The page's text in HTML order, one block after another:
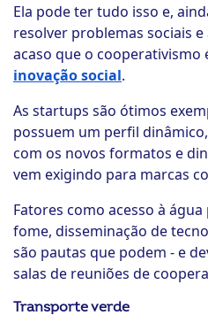
Ela pode ter tudo isso e,
resolver problemas sociais
acaso que o cooperativismo
inovação social.
As startups são ótimos
possuem um perfil
com os novos formatos e
vem exigindo para marcas
Fatores como acesso à
fome, disseminação de
são pautas que podem - e
salas de reuniões de
Transporte verde